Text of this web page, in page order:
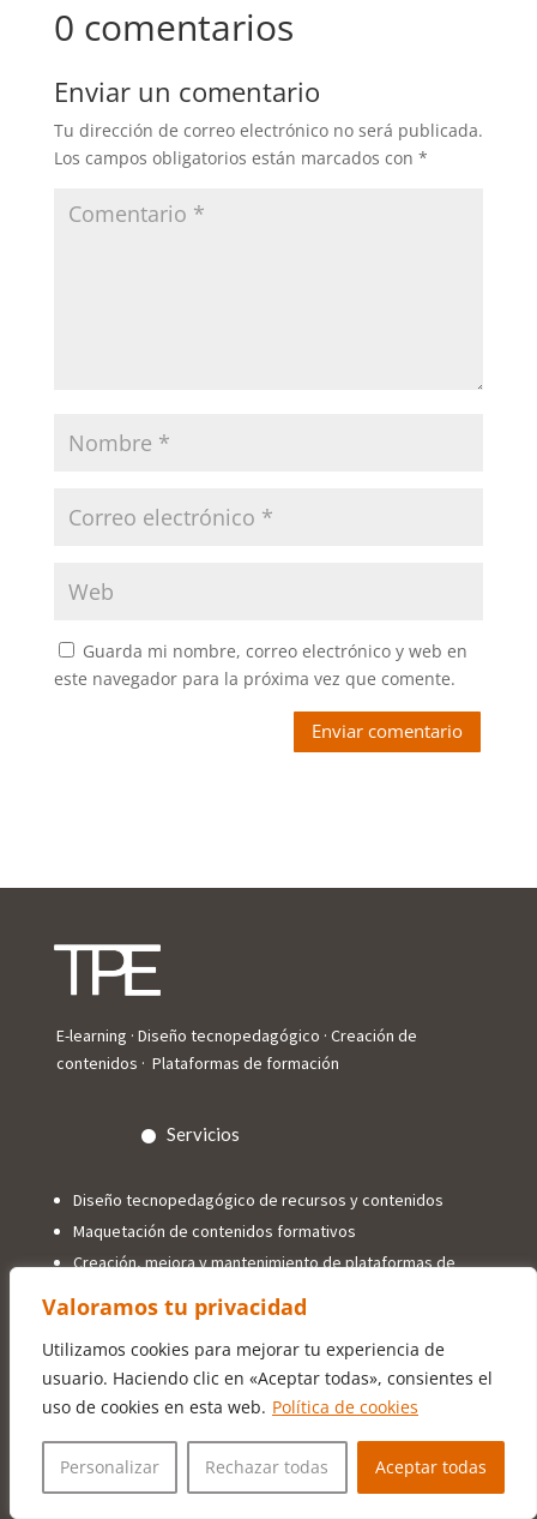
Valoramos tu privacidad
Utilizamos cookies para mejorar tu experiencia de
usuario. Haciendo clic en «Aceptar todas», consientes el
uso de cookies en esta web. Política de cookies
Personalizar Rechazar todas Aceptar todas
0 comentarios
Enviar un comentario
Tu dirección de correo electrónico no será publicada.
Los campos obligatorios están marcados con *
Guarda mi nombre, correo electrónico y web en
este navegador para la próxima vez que comente.
Enviar comentario
E-learning · Diseño tecnopedagógico · Creación de
contenidos · Plataformas de formación
Servicios
Diseño tecnopedagógico de recursos y contenidos
Maquetación de contenidos formativos
Creación, mejora y mantenimiento de plataformas de
formación
Consultoría e-learning
Contacto